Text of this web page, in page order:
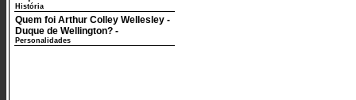
História
Quem foi Arthur Colley Wellesley -
Duque de Wellington? -
Personalidades